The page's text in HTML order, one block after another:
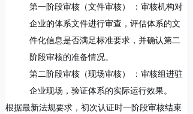
第一阶段审核（文件审核）
：审核机构对
企业的体系文件进行审查，评估体系的文
件化信息是否满足标准要求，并确认第二
阶段审核的准备情况。
第二阶段审核（现场审核）
：审核组进驻
企业现场，验证体系的实际运行效果。
根据最新法规要求，初次认证时一阶段审核结束